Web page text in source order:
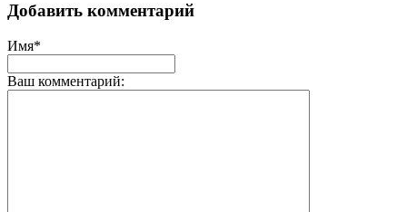
Добавить комментарий
Имя*
Ваш комментарий: